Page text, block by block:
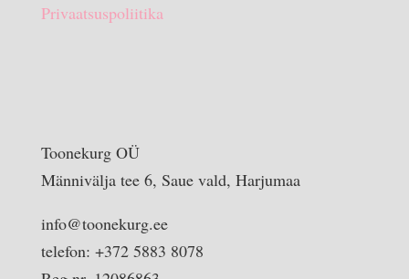
Privaatsuspoliitika
Toonekurg OÜ
Männivälja tee 6, Saue vald, Harjumaa
info@toonekurg.ee
telefon: +372 5883 8078